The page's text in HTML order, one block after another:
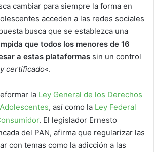
cambiar para siempre la forma en
acceden a las redes sociales
busca que se establezca una
que todos los menores de 16
a estas plataformas sin un control
certificado«.
la Ley General de los Derechos
, así como la Ley Federal
. El legislador Ernesto
del PAN, afirma que regularizar las
con temas como la adicción a las